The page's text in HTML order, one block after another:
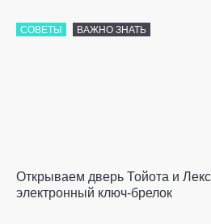
СОВЕТЫ ВАЖНО ЗНАТЬ
Открываем дверь Тойота и
электронный ключ-брелок